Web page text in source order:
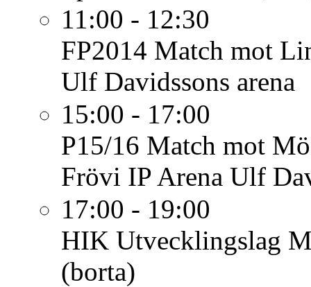
11:00 - 12:30
FP2014 Match mot
Ulf Davidssons arena
15:00 - 17:00
P15/16 Match mot
Frövi IP Arena Ulf
17:00 - 19:00
HIK Utvecklingslag
(borta)